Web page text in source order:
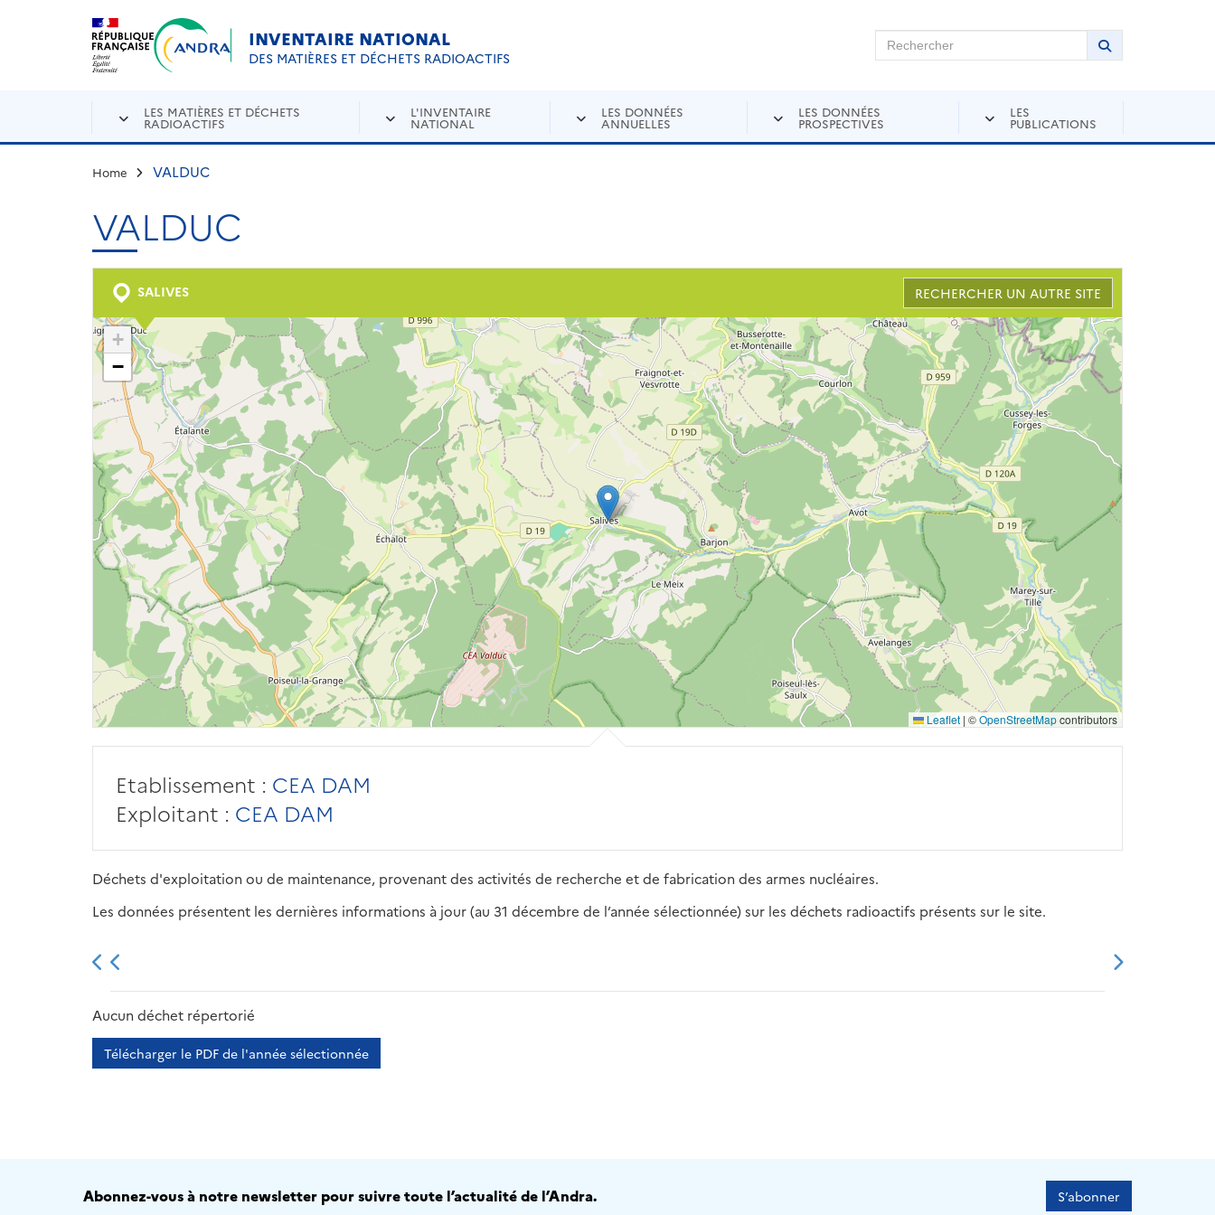
Aller au contenu principal
INVENTAIRE NATIONAL
DES MATIÈRES ET DÉCHETS RADIOACTIFS
Rechercher sur Andra Inventaire Rechercher
Lancer la
LES MATIÈRES ET DÉCHETS
RADIOACTIFS
L'INVENTAIRE
NATIONAL
LES DONNÉES
ANNUELLES
LES DONNÉES
PROSPECTIVES
LES
PUBLICATIONS
Home VALDUC
VALDUC
SALIVES RECHERCHER UN AUTRE SITE
+
−
Leaflet | ©OpenStreetMapcontributors
Etablissement : CEA DAM
Exploitant : CEA DAM
Déchets d'exploitation ou de maintenance, provenant des activités de recherche et de fabrication des armes nucléaires.
Les données présentent les dernières informations à jour (au 31 décembre de l’année sélectionnée) sur les déchets radioactifs présents sur le site.
2013 2014
Aucun déchet répertorié
Télécharger le PDF de l'année sélectionnée
Abonnez-vous à notre newsletter pour suivre toute l’actualité de l’Andra. S’abonner